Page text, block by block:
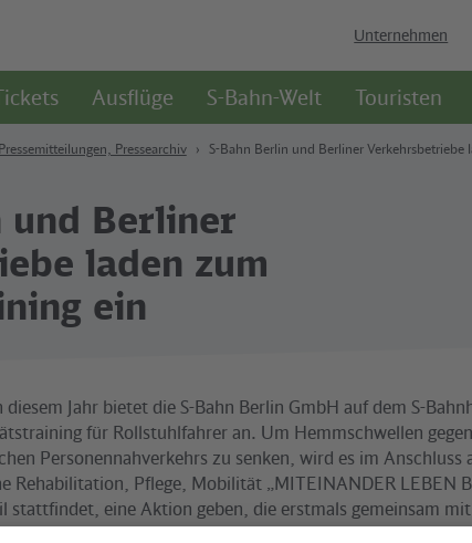
Unternehmen
Ausflüge S-Bahn-Welt Touristen
Pressemitteilungen, Pressearchiv S-Bahn Berlin und Berliner
und Berliner
laden zum
ein
diesem Jahr bietet die S-Bahn Berlin GmbH auf dem S-
für Rollstuhlfahrer an. Um Hemmschwellen
Personennahverkehrs zu senken, wird es im Anschluss
Rehabilitation, Pflege, Mobilität „MITEINANDER LEBEN
stattfindet, eine Aktion geben, die erstmals gemeinsam